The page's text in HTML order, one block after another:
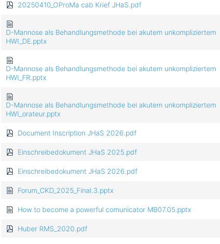
20250410_OProMa cab Krief JHaS.pdf
D-Mannose als Behandlungsmethode bei akutem unkompliziertem
HWI_DE.pptx
D-Mannose als Behandlungsmethode bei akutem unkompliziertem
HWI_FR.pptx
D-Mannose als Behandlungsmethode bei akutem unkompliziertem
HWI_orateur.pptx
Document Inscription JHaS 2026.pdf
Einschreibedokument JHaS 2025.pdf
Einschreibedokument JHaS 2026.pdf
Forum_CKD_2025_Final.3.pptx
How to become a powerful comunicator MB07.05.pptx
Huber RMS_2020.pdf